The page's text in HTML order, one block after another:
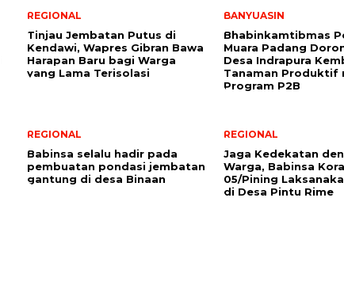
REGIONAL
Tinjau Jembatan Putus di
Kendawi, Wapres Gibran Bawa
Harapan Baru bagi Warga
yang Lama Terisolasi
BANYUASIN
Bhabinkamtibmas
Muara Padang
Desa Indrapura
Tanaman Produktif
Program P2B
REGIONAL
Babinsa selalu hadir pada
pembuatan pondasi jembatan
gantung di desa Binaan
REGIONAL
Jaga Kedekatan
Warga, Babinsa
05/Pining
di Desa Pintu Rime